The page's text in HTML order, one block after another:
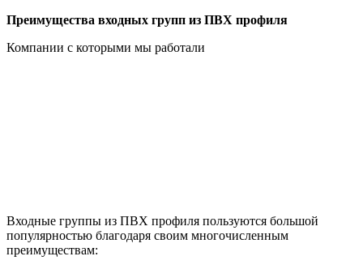
Преимущества входных групп из ПВХ профиля
Компании с которыми мы работали
Входные группы из ПВХ профиля пользуются большой
популярностью благодаря своим многочисленным
преимуществам: